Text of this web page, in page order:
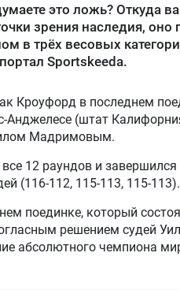
это ложь? Откуда
зрения наследия, оно
в трёх весовых
Sportskeeda.
Кроуфорд в последнем
Анджелесе (штат
Мадримовым.
12 раундов и
(116-112, 115-113, 115-113).
поединке, который
решением судей
абсолютного чемпиона